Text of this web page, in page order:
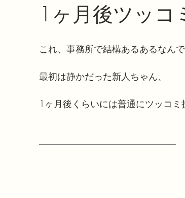
1ヶ月後ツッコ
これ、事務所で結構あるあるなん
最初は静かだった新人ちゃん、
1ヶ月後くらいには普通にツッコ
━━━━━━━━━━━━━━━